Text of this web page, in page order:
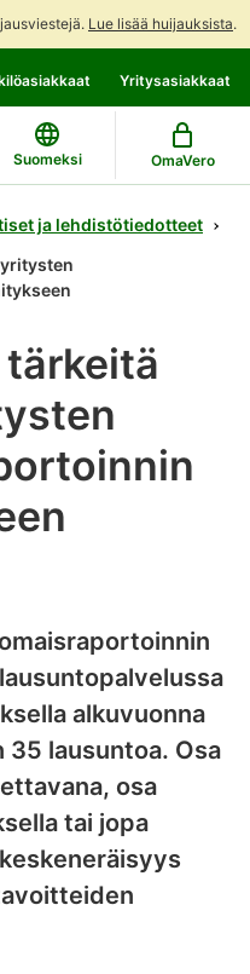
Lue lisää huijauksista.
Yritysasiakkaat
Suomeksi OmaVero
ja lehdistötiedotteet
alkuvuonna
35 lausuntoa. Osa
osa
tai jopa